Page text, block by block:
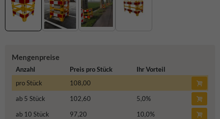
Mengenpreise
Anzahl Preis pro Stück
Ihr Vorteil
pro Stück
108,00
ab 5 Stück
102,60 5,0%
ab 10 Stück
97,20 10,0%